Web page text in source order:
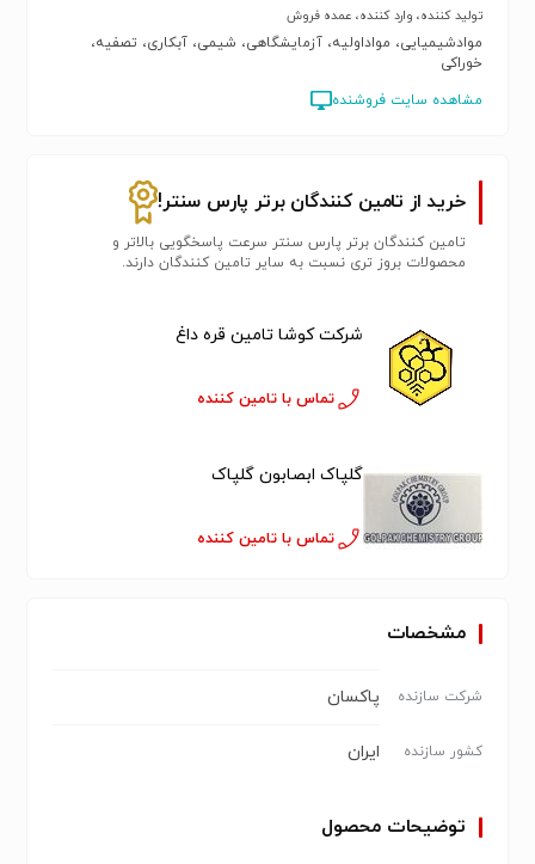
تولید کننده، وارد کننده، عمده فروش
موادشیمیایی، مواداولیه، آزمایشگاهی، شیمی، آبکاری، تصفیه،
خوراکی
مشاهده سایت فروشنده
خرید از تامین کنندگان برتر پارس سنتر!
تامین کنندگان برتر پارس سنتر سرعت پاسخگویی بالاتر و
محصولات بروز تری نسبت به سایر تامین کنندگان دارند.
شرکت کوشا تامین قره داغ
تماس با تامین کننده
گلپاک ابصابون گلپاک
تماس با تامین کننده
مشخصات
شرکت سازنده پاکسان
کشور سازنده ایران
توضیحات محصول